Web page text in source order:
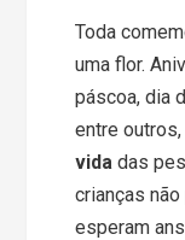
Toda
uma flor.
páscoa, dia
entre
vida das
crianças
esperam